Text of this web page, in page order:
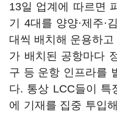
13일 업계에 따르면
기 4대를 양양·제주·
대씩 배치해 운용하
가 배치된 공항마다
구 등 운항 인프라를
다. 통상 LCC들이 특
에 기재를 집중 투입